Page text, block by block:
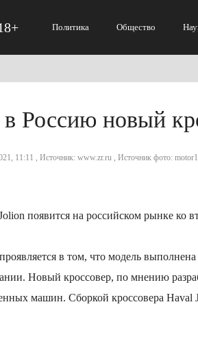
Политика Общество
в Россию новый
11:11 , Источник: www.zr.ru , Источник фото:
появится на российском рынке ко
в том, что модель
Новый кроссовер, по мнению
машин. Сборкой кроссовера Haval